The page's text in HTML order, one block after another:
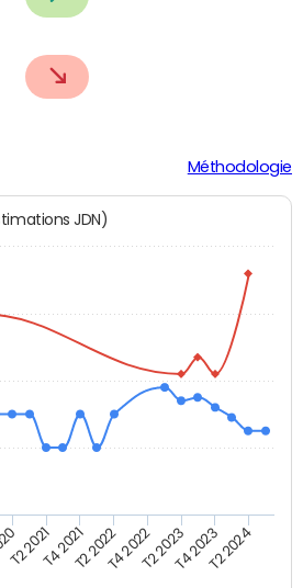
Méthodologie
JDN)
T2 2021T4 2021T2 2022T4 2022T2 2023T4 2023T2 2024